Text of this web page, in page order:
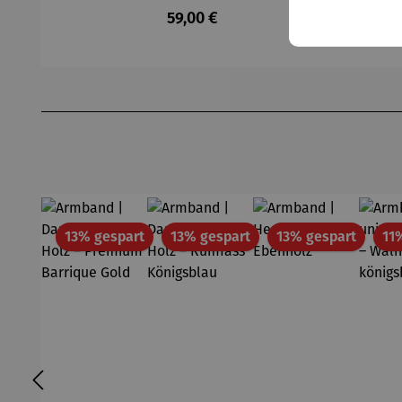
Regulärer Preis:
59,00 €
13% gespartRabatt13% gespartRabatt13% gespartRabatt